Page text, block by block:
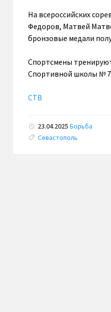
На всероссийских
Федоров, Матвей
бронзовые медали
Спортсмены
Спортивной школы №
СТВ
23.04.2025 Борьба
Tags:
Севастополь